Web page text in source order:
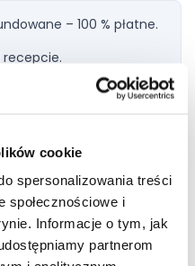
cookie
spersonalizowania treści
społecznościowe i
Informacje o tym, jak
partnerom
– 100 % płatne.
recepcie.
Dodaj do
recepty
z towarzyszącymi